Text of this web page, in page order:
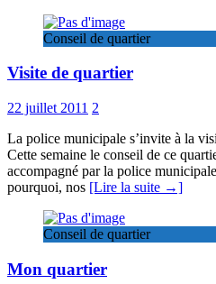
Conseil de quartier
Visite de quartier
22 juillet 2011 2
La police municipale s’invite à la
Cette semaine le conseil de ce
accompagné par la police
pourquoi, nos [Lire la suite →]
Conseil de quartier
Mon quartier